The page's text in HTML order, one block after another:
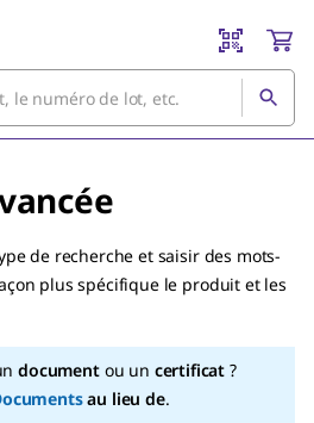
de recherche et saisir des mots-
plus spécifique le produit et les
documentou un certificat ?
au lieu de.